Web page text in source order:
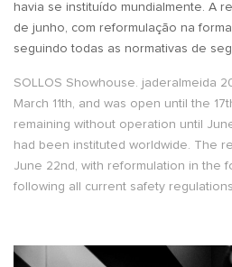
havia se instituído mundialmente. A
de junho, com reformulação na
seguindo todas as normativas de
SOLLOS Showhouse. jaderalmeida
March 11th, and was open until the
remaining without operation until
had been instituted worldwide. The
June 22nd, with reformulation in the
following all current safety